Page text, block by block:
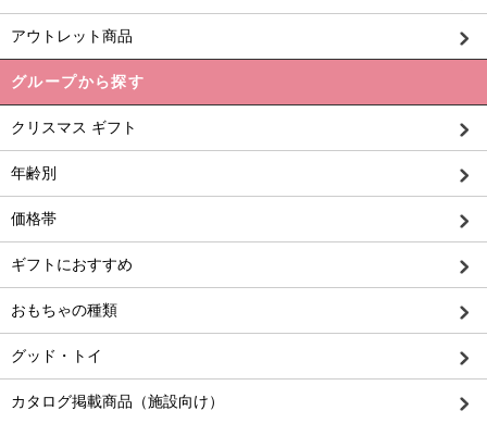
アウトレット商品
グループから探す
クリスマス ギフト
年齢別
価格帯
ギフトにおすすめ
おもちゃの種類
グッド・トイ
カタログ掲載商品（施設向け）